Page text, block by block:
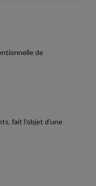
de
fait l'objet d'une